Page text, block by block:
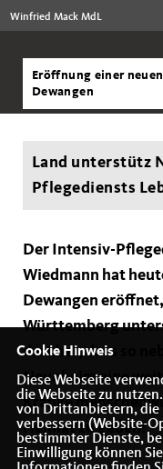
Winfried Mack MdL
Eröffnung einer
Dewangen
Land unterstütz
Pflegediensts
Der Intensiv-
Wiedmann hat
Dewangen
Württemberg
darüber, dass so
Neunheim eine
Kranke
Heimat zu geben!
Cookie Hinweis
Diese Webseite
die Webseite zu
von Drittanbietern, die
verbessern (Website-
bestimmter Dienste,
Einwilligung können